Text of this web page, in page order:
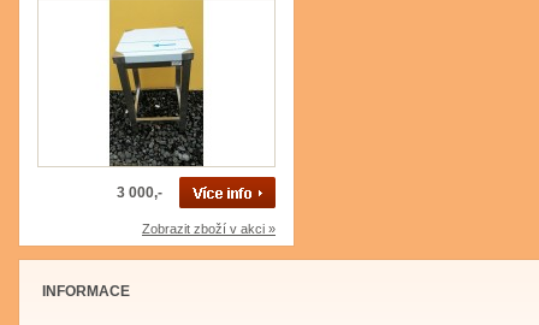
3 000,-
Zobrazit zboží v akci »
INFORMACE